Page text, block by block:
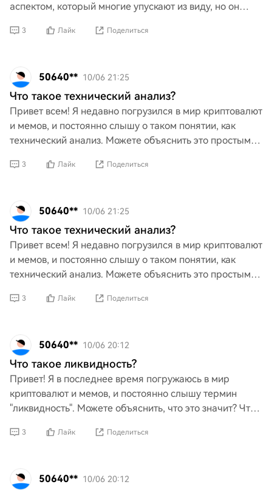
аспектом, который многие упускают из виду, но он
Можете ли
3 Лайк Поделиться
50640** 10/06 21:25
Что такое технический анализ?
Привет всем! Я недавно погрузился в мир криптовалют
и мемов, и постоянно слышу о таком понятии, как
технический анализ. Можете объяснить это простыми
3 Лайк Поделиться
50640** 10/06 21:25
Что такое технический анализ?
Привет всем! Я недавно погрузился в мир криптовалют
и мемов, и постоянно слышу о таком понятии, как
технический анализ. Можете объяснить это простыми
3 Лайк Поделиться
50640** 10/06 20:12
Что такое ликвидность?
Привет! Я в последнее время погружаюсь в мир
криптовалют и мемов, и постоянно слышу термин
"ликвидность". Можете объяснить, что это значит? Что
почему он
3 Лайк Поделиться
50640** 10/06 20:12